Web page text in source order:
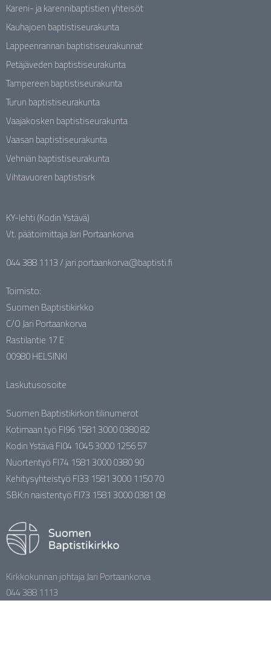
Kareni- ja karennibaptistien yhteisöt
Kauhajoen baptistiseurakunta
Lappeenrannan baptistiseurakunnat
Petäjäveden baptistiseurakunta
Tampereen baptistiseurakunta
Turun baptistiseurakunta
Vaajakosken baptistiseurakunta
Vaasan baptistiseurakunta
Vehniän baptistiseurakunta
Vihtavuoren baptistisrk
KY-lehti (Kodin Ystävä)
Vt. päätoimittaja Jari Portaankorva
044 388 1113 / jari.portaankorva@baptisti.fi
Toimisto:
Suomen Baptistikirkko
C/O Jari Portaankorva
Rastilantie 17 E
00980 HELSINKI
Laskutusosoite
Suomen Baptistikirkon tilinumerot
Kotimaan työ FI96 1581 3000 0380 82
Kodin Ystävä FI04 1045 3000 1256 57
Nuortentyö FI74 1581 3000 0380 90
Kehitysyhteistyö FI33 1581 3000 1150 70
SBK:n naistentyö FI73 1581 3000 0381 08
Kirkkokunnan johtaja Jari Portaankorva
044 388 1113